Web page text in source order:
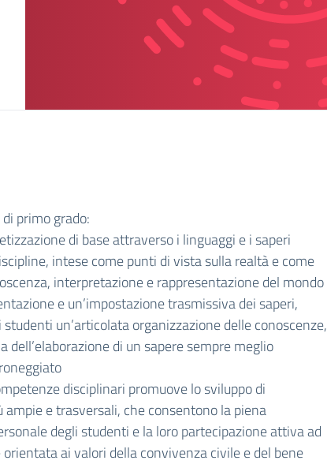
primo grado:
di base attraverso i linguaggi e i saperi
intese come punti di vista sulla realtà e come
interpretazione e rappresentazione del mondo
e un’impostazione trasmissiva dei saperi,
un’articolata organizzazione delle conoscenze,
dell’elaborazione di un sapere sempre meglio
disciplinari promuove lo sviluppo di
ampie e trasversali, che consentono la piena
degli studenti e la loro partecipazione attiva ad
ai valori della convivenza civile e del bene